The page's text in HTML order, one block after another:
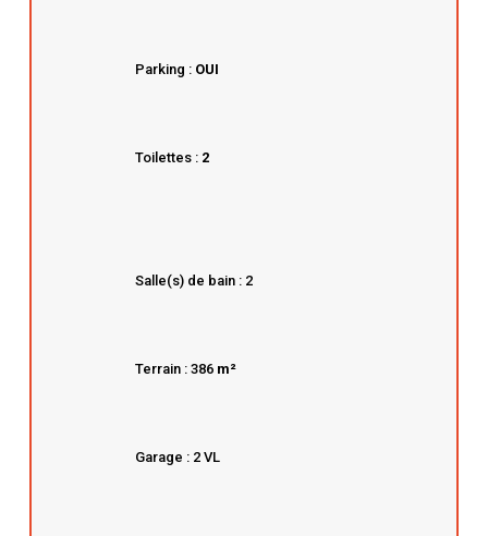
Parking : OUI
Toilettes : 2
Salle(s) de bain : 2
Terrain : 386 m²
Garage : 2 VL